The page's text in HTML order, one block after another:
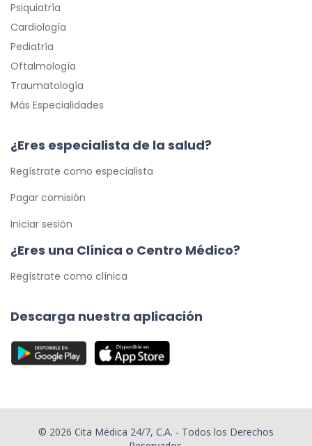
Psiquiatría
Cardiología
Pediatría
Oftalmología
Traumatología
Más Especialidades
¿Eres especialista de la salud?
Regístrate como especialista
Pagar comisión
Iniciar sesión
¿Eres una Clínica o Centro Médico?
Regístrate como clínica
Descarga nuestra aplicación
© 2026 Cita Médica 24/7, C.A. - Todos los Derechos